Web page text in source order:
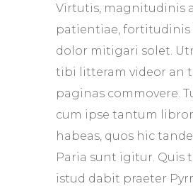
Virtutis, magnitudinis
patientiae,
dolor mitigari solet.
tibi litteram videor an
paginas commovere.
cum ipse tantum
habeas, quos hic
Paria sunt igitur. Quis
istud dabit praeter